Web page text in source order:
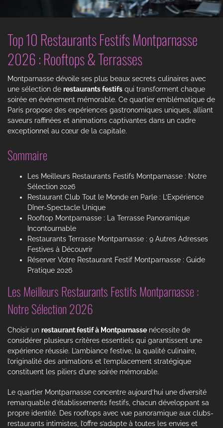
BLOG
CONTACT
RESERVER UNE TABLE
Top 10 Restaurants Festifs Montparnasse
2026 : Rooftops & Terrasses
Montparnasse dévoile ses plus beaux secrets culinaires avec
une sélection de restaurants festifs qui transforment chaque
soirée en événement mémorable. Ce quartier emblématique de
Paris propose des expériences gastronomiques uniques, alliant
saveurs raffinées et animations captivantes dans un cadre
exceptionnel au cœur de la capitale.
Sommaire
Les Meilleurs Restaurants Festifs Montparnasse : Notre
Sélection 2026
Restaurant Club Tout le Monde en Parle : L’Expérience
Dîner-Spectacle Unique
Rooftop Montparnasse : La Terrasse Panoramique
Incontournable
Restaurants Terrasse Montparnasse : 9 Autres Adresses
Festives à Découvrir
Réserver Votre Restaurant Festif Montparnasse : Guide
Pratique 2026
Les Meilleurs Restaurants Festifs Montparnasse :
Notre Sélection 2026
Choisir un restaurant festif à Montparnasse nécessite de
considérer plusieurs critères essentiels qui garantissent une
expérience réussie. L’ambiance festive, la qualité culinaire,
l’originalité des animations et l’emplacement stratégique
constituent les piliers d’une soirée mémorable.
Le quartier Montparnasse concentre aujourd’hui une diversité
remarquable d’établissements festifs, chacun développant sa
propre identité. Des rooftops avec vue panoramique aux clubs-
restaurants intimistes, l’offre s’adapte à toutes les envies et